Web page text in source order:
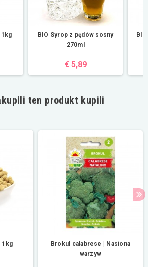
1kg
BIO Syrop z pędów sosny
270ml
€ 5,89
ten produkt kupili
1kg
Brokul calabrese | Nasiona
warzyw